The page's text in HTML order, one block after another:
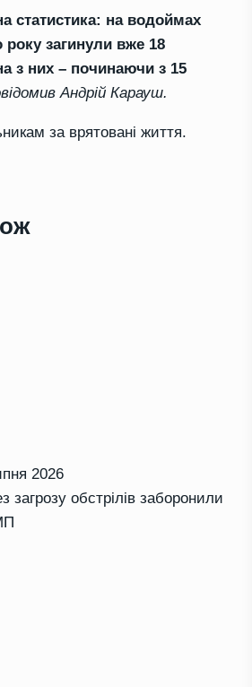
статистика: на водоймах
року загинули вже 18
з них – починаючи з 15
Андрій Карауш.
за врятовані життя.
2026
загрозу обстрілів заборонили